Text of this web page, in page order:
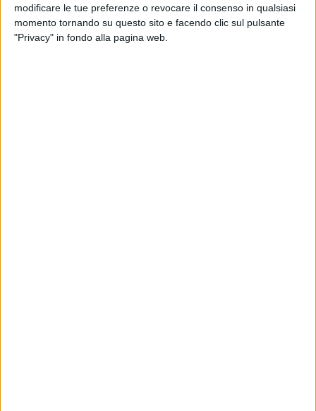
modificare le tue preferenze o revocare il consenso in qualsiasi
momento tornando su questo sito e facendo clic sul pulsante
"Privacy" in fondo alla pagina web.